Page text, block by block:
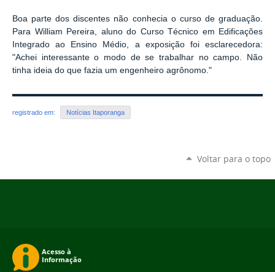
Boa parte dos discentes não conhecia o curso de graduação.
Para William Pereira, aluno do Curso Técnico em Edificações
Integrado ao Ensino Médio, a exposição foi esclarecedora:
"Achei interessante o modo de se trabalhar no campo. Não
tinha ideia do que fazia um engenheiro agrônomo."
registrado em: Notícias Itaporanga
Voltar para o topo